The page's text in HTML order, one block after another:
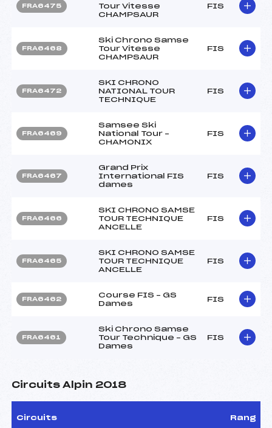
FRA6475
Tour Vitesse
CHAMPSAUR
FIS
FRA6468
Ski Chrono Samse
Tour Vitesse
CHAMPSAUR
FIS
FRA6472
SKI CHRONO
NATIONAL TOUR
TECHNIQUE
FIS
FRA6469
Samsee Ski
National Tour –
CHAMONIX
FIS
FRA6467
Grand Prix
International FIS
dames
FIS
FRA6466
SKI CHRONO SAMSE
TOUR TECHNIQUE
ANCELLE
FIS
FRA6465
SKI CHRONO SAMSE
TOUR TECHNIQUE
ANCELLE
FIS
FRA6462
Course FIS – GS
Dames
FIS
FRA6461
Ski Chrono Samse
Tour Technique – GS
Dames
FIS
Circuits Alpin 2018
Circuits Rang